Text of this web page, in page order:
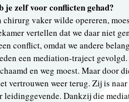
je zelf voor conflicten gehad?
chirurg vaker wilde opereren,
vertellen dat we daar niet
conflict, omdat we andere
een mediation-traject
en weg moest. Maar door
vertrouwen weer terug. Zij is
leidinggevende. Dankzij die